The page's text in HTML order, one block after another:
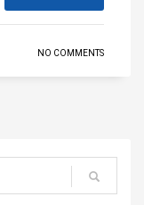
NO COMMENTS